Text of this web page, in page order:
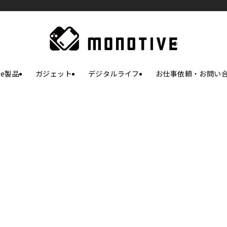
製品 ガジェット デジタルライフ お仕事依頼・お問い